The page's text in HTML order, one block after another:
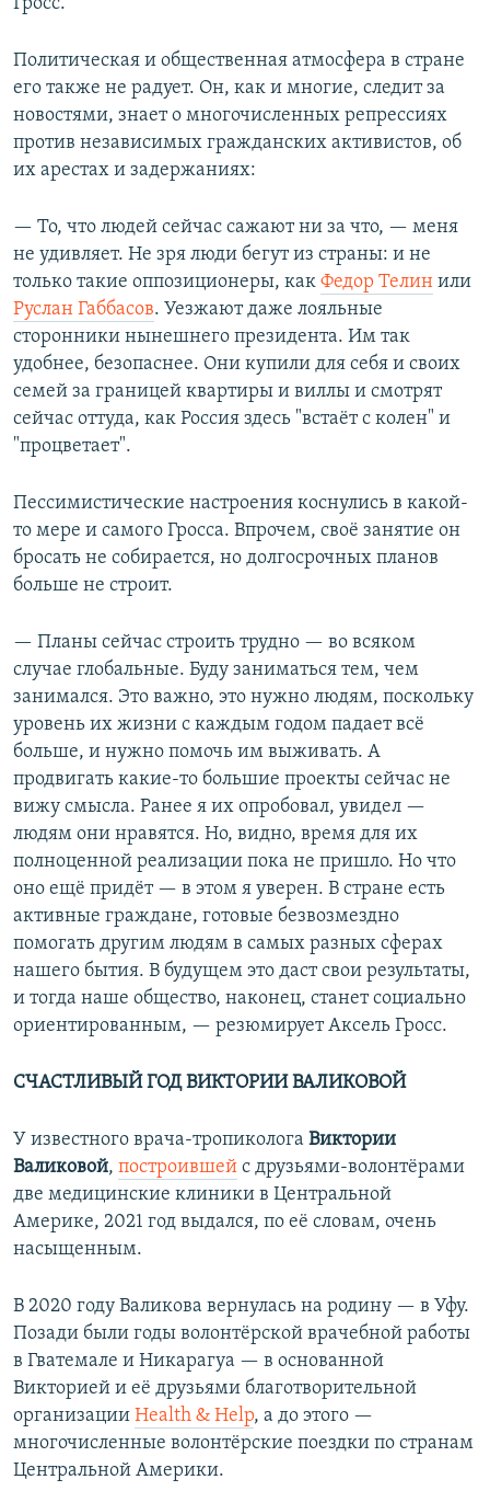
Политическая и общественная атмосфера в стране
его также не радует. Он, как и многие, следит за
новостями, знает о многочисленных репрессиях
против независимых гражданских активистов, об
их арестах и задержаниях:
— То, что людей сейчас сажают ни за что, — меня
не удивляет. Не зря люди бегут из страны: и не
только такие оппозиционеры, как Федор Телин или
Руслан Габбасов. Уезжают даже лояльные
сторонники нынешнего президента. Им так
удобнее, безопаснее. Они купили для себя и своих
семей за границей квартиры и виллы и смотрят
сейчас оттуда, как Россия здесь "встаёт с колен" и
"процветает".
Пессимистические настроения коснулись в какой-
то мере и самого Гросса. Впрочем, своё занятие он
бросать не собирается, но долгосрочных планов
больше не строит.
— Планы сейчас строить трудно — во всяком
случае глобальные. Буду заниматься тем, чем
занимался. Это важно, это нужно людям, поскольку
уровень их жизни с каждым годом падает всё
больше, и нужно помочь им выживать. А
продвигать какие-то большие проекты сейчас не
вижу смысла. Ранее я их опробовал, увидел —
людям они нравятся. Но, видно, время для их
полноценной реализации пока не пришло. Но что
оно ещё придёт — в этом я уверен. В стране есть
активные граждане, готовые безвозмездно
помогать другим людям в самых разных сферах
нашего бытия. В будущем это даст свои результаты,
и тогда наше общество, наконец, станет социально
ориентированным, — резюмирует Аксель Гросс.
СЧАСТЛИВЫЙ ГОД ВИКТОРИИ ВАЛИКОВОЙ
У известного врача-тропиколога Виктории
Валиковой, построившей с друзьями-волонтёрами
две медицинские клиники в Центральной
Америке, 2021 год выдался, по её словам, очень
насыщенным.
В 2020 году Валикова вернулась на родину — в Уфу.
Позади были годы волонтёрской врачебной работы
в Гватемале и Никарагуа — в основанной
Викторией и её друзьями благотворительной
организации Health & Help, а до этого —
многочисленные волонтёрские поездки по странам
Центральной Америки.